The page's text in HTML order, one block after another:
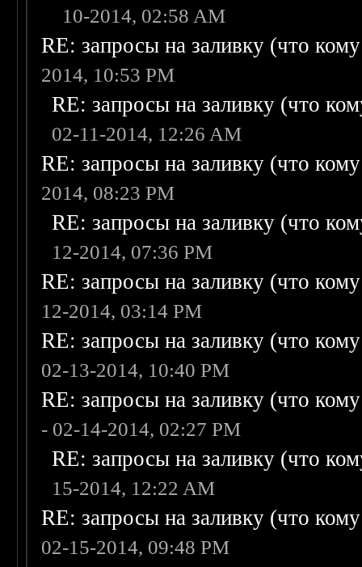
10-2014, 02:58 AM
RE: запросы на заливку (что
2014, 10:53 PM
RE: запросы на заливку (что
02-11-2014, 12:26 AM
RE: запросы на заливку (что
2014, 08:23 PM
RE: запросы на заливку (что
12-2014, 07:36 PM
RE: запросы на заливку (что
12-2014, 03:14 PM
RE: запросы на заливку (что
02-13-2014, 10:40 PM
RE: запросы на заливку (что
- 02-14-2014, 02:27 PM
RE: запросы на заливку (что
15-2014, 12:22 AM
RE: запросы на заливку (что
02-15-2014, 09:48 PM